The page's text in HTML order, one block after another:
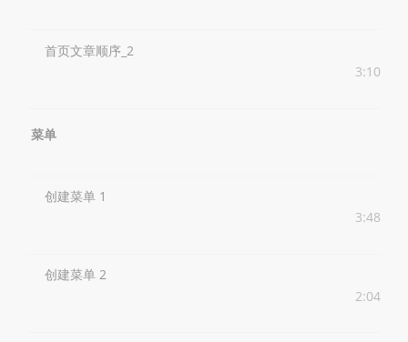
首页文章顺序_2
3:10
菜单
创建菜单 1
3:48
创建菜单 2
2:04